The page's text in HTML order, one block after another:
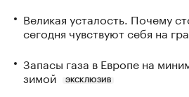
Великая усталость. Почему
сегодня чувствуют себя на
Запасы газа в Европе на
зимой
ЭКСКЛЮЗИВ